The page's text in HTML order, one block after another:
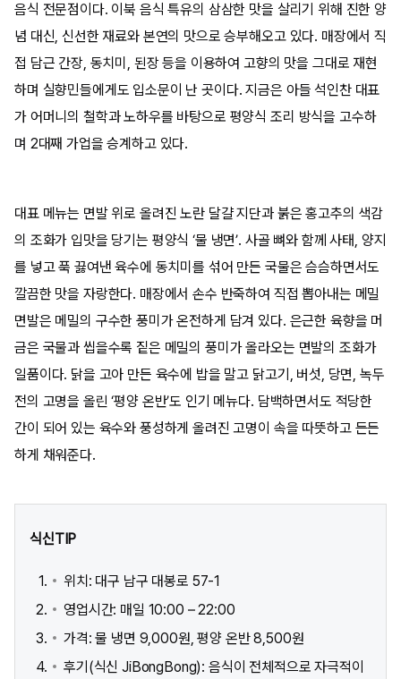
음식 전문점이다. 이북 음식 특유의 삼삼한 맛을 살리기 위해 진한 양
념 대신, 신선한 재료와 본연의 맛으로 승부해오고 있다. 매장에서 직
접 담근 간장, 동치미, 된장 등을 이용하여 고향의 맛을 그대로 재현
하며 실향민들에게도 입소문이 난 곳이다. 지금은 아들 석인찬 대표
가 어머니의 철학과 노하우를 바탕으로 평양식 조리 방식을 고수하
며 2대째 가업을 승계하고 있다.
대표 메뉴는 면발 위로 올려진 노란 달걀 지단과 붉은 홍고추의 색감
의 조화가 입맛을 당기는 평양식 ‘물 냉면’. 사골 뼈와 함께 사태, 양지
를 넣고 푹 끓여낸 육수에 동치미를 섞어 만든 국물은 슴슴하면서도
깔끔한 맛을 자랑한다. 매장에서 손수 반죽하여 직접 뽑아내는 메밀
면발은 메밀의 구수한 풍미가 온전하게 담겨 있다. 은근한 육향을 머
금은 국물과 씹을수록 짙은 메밀의 풍미가 올라오는 면발의 조화가
일품이다. 닭을 고아 만든 육수에 밥을 말고 닭고기, 버섯, 당면, 녹두
전의 고명을 올린 ‘평양 온반’도 인기 메뉴다. 담백하면서도 적당한
간이 되어 있는 육수와 풍성하게 올려진 고명이 속을 따뜻하고 든든
하게 채워준다.
식신TIP
위치: 대구 남구 대봉로 57-1
영업시간: 매일 10:00 – 22:00
가격: 물 냉면 9,000원, 평양 온반 8,500원
후기(식신 JiBongBong): 음식이 전체적으로 자극적이